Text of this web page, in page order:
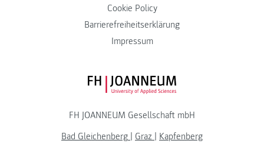
Cookie Policy
Barrierefreiheitserklärung
Impressum
FH JOANNEUM Logo
FH JOANNEUM Gesellschaft mbH
Bad Gleichenberg | Graz | Kapfenberg